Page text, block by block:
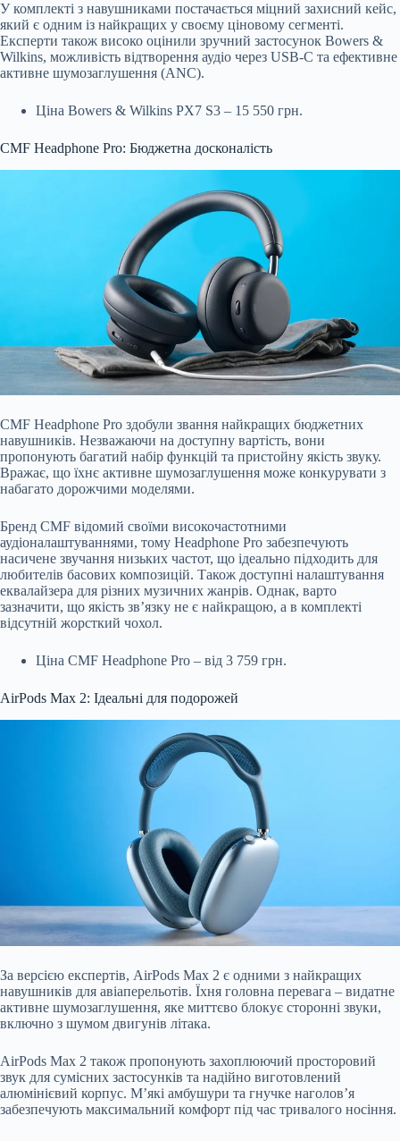
У комплекті з навушниками постачається міцний захисний кейс,
який є одним із найкращих у своєму ціновому сегменті.
Експерти також високо оцінили зручний застосунок Bowers &
Wilkins, можливість відтворення аудіо через USB-C та ефективне
активне шумозаглушення (ANC).
Ціна Bowers & Wilkins PX7 S3 – 15 550 грн.
CMF Headphone Pro: Бюджетна досконалість
CMF Headphone Pro здобули звання найкращих бюджетних
навушників. Незважаючи на доступну вартість, вони
пропонують багатий набір функцій та пристойну якість звуку.
Вражає, що їхнє активне шумозаглушення може конкурувати з
набагато дорожчими моделями.
Бренд CMF відомий своїми високочастотними
аудіоналаштуваннями, тому Headphone Pro забезпечують
насичене звучання низьких частот, що ідеально підходить для
любителів басових композицій. Також доступні налаштування
еквалайзера для різних музичних жанрів. Однак, варто
зазначити, що якість зв’язку не є найкращою, а в комплекті
відсутній жорсткий чохол.
Ціна CMF Headphone Pro – від 3 759 грн.
AirPods Max 2: Ідеальні для подорожей
За версією експертів, AirPods Max 2 є одними з найкращих
навушників для авіаперельотів. Їхня головна перевага – видатне
активне шумозаглушення, яке миттєво блокує сторонні звуки,
включно з шумом двигунів літака.
AirPods Max 2 також пропонують захоплюючий просторовий
звук для сумісних застосунків та надійно виготовлений
алюмінієвий корпус. М’які амбушури та гнучке наголов’я
забезпечують максимальний комфорт під час тривалого носіння.